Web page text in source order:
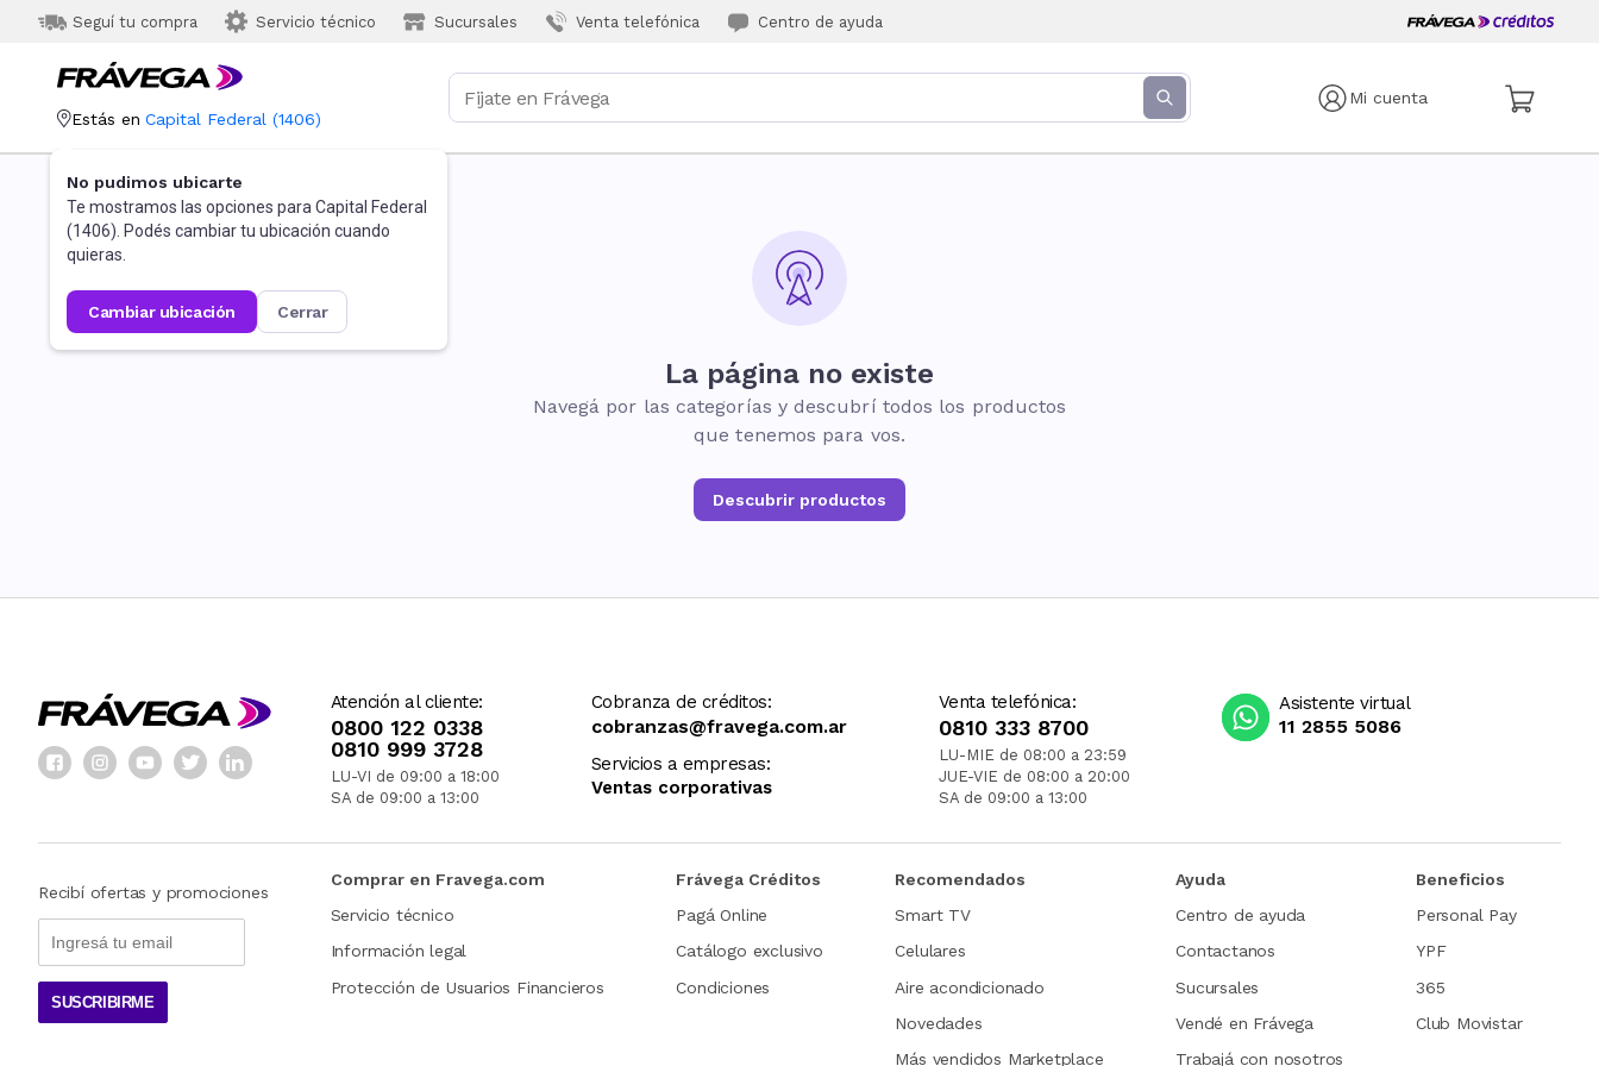
Seguí tu compra Servicio técnico Sucursales Venta telefónica Centro de ayuda
Mi cuenta
Estás en Capital Federal (1406)
No pudimos ubicarte
Te mostramos las opciones para Capital Federal
(1406). Podés cambiar tu ubicación cuando
quieras.
cambiar ubicación cerrar
La página no existe
Navegá por las categorías y descubrí todos los productos
que tenemos para vos.
Descubrir productos
Atención al cliente:
0800 122 0338
0810 999 3728
LU-VI de 09:00 a 18:00
SA de 09:00 a 13:00
Cobranza de créditos:
cobranzas@fravega.com.ar
Servicios a empresas:
Ventas corporativas
Venta telefónica:
0810 333 8700
LU-MIE de 08:00 a 23:59
JUE-VIE de 08:00 a 20:00
SA de 09:00 a 13:00
Asistente virtual
11 2855 5086
Recibí ofertas y promociones
SUSCRIBIRME
Comprar en Fravega.com
Servicio técnico
Información legal
Protección de Usuarios Financieros
Frávega Créditos
Pagá Online
Catálogo exclusivo
Condiciones
Recomendados
Smart TV
Celulares
Aire acondicionado
Novedades
Más vendidos Marketplace
Ayuda
Centro de ayuda
Contactanos
Sucursales
Vendé en Frávega
Trabajá con nosotros
Beneficios
Personal Pay
YPF
365
Club Movistar